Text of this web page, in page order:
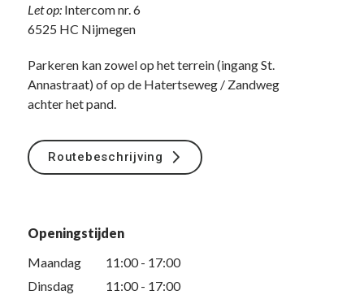
Let op:Intercom nr. 6
6525 HC Nijmegen
Parkeren kan zowel op het terrein (ingang St.
Annastraat) of op de Hatertseweg / Zandweg
achter het pand.
Routebeschrijving
Openingstijden
Maandag
11:00 - 17:00
Dinsdag
11:00 - 17:00